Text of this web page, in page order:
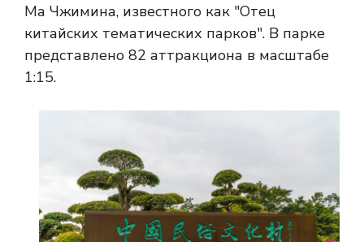
Ма Чжимина, известного как "Отец
китайских тематических парков". В парке
представлено 82 аттракциона в масштабе
1:15.